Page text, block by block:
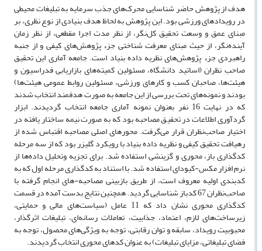
هدف از پژوهش حاضر شناسایی محرک‌های جذب سرمایه به تبلیغات محیطی
در رویدادهای ورزشی بود. این پژوهش به لحاظ هدف بنیادی از نوع نظری، بر
مبنای عمق و وسعت تحقیق کل‌نگر، از نظر مدت اجرا مقطعی، از نظر زمان
آینده‌نگر، از حیث مبنای معرفت شناختی جزء پژوهش‌های کیفی و از جنبه
راهبردی جزء پژوهش‌های نظریه داده بنیاد است. جامعه آماری این تحقیق
صاحب نظران (اساتید دانشگاه، مسئولین کمیته‌های بازاریابی فدراسیون و
هیئت‌ها، صاحبان کسب و کارهای ورزشی، مسئولین روابط عمومی هیئت‌ها)
بودند و نمونه‌های تحت بررسی از این جامعه به صورت هدفمند انتخاب شدند
که در نهایت 16 نفر بعنوان نمونه آماری جامعه انتخاب گردیدند. ابزار
گردآوری اطلاعات در تحقیق مصاحبه بود که به صورت نیمه ساختار یافته در
اختیار صاحب‌نظران قرار می‌گرفت. محورهای اصلی مصاحبه اقتباس شده از
رهیافت تحقیق کیفی و نظریه داده بنیاد با رویکرد گلیزر بود که از سه مرحله
کدگذاری باز، محوری و گزینشی استفاده شد. برای تجزیه وتحلیل داده‌ها از
نرم افزار مکس-کیودای استفاده شد. با استناد به کدگذاری مرحله اول که به
کدبندی اولیه معروف است، از طریق بازبینی مصاحبه-های انجام گرفته با
صاحب‌نظران 67 کدباز شناسایی گردید. همچنین نتایج بدست آمده در قسمت
کد‌گذاری محوری نشان داد که 11 عامل (سیاست‌های مالی و حمایتی،
زیرساخت‌های لازم، اعتماد، جذابیت، تعاملات رسانه‌ای، تبلیغات اثرگذار،
محبوبیت رویداد، سابقه و توان رقابتی، توجه به ویژگی‌های محصول، توجه به
فضای تبلیغاتی، مزایای تبلیغات) به عنوان کدهای محوری انتخاب گردیدند.